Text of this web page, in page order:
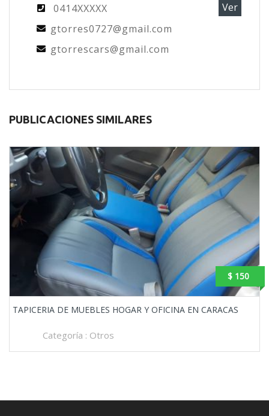
0414XXXXX
Ver
gtorres0727@gmail.com
gtorrescars@gmail.com
PUBLICACIONES SIMILARES
$ 150
TAPICERIA DE MUEBLES HOGAR Y OFICINA EN CARACAS
Categoría : Otros